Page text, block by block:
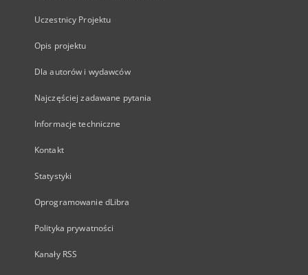
Uczestnicy Projektu
Opis projektu
Dla autorów i wydawców
Najczęściej zadawane pytania
Informacje techniczne
Kontakt
Statystyki
Oprogramowanie dLibra
Polityka prywatności
Kanały RSS